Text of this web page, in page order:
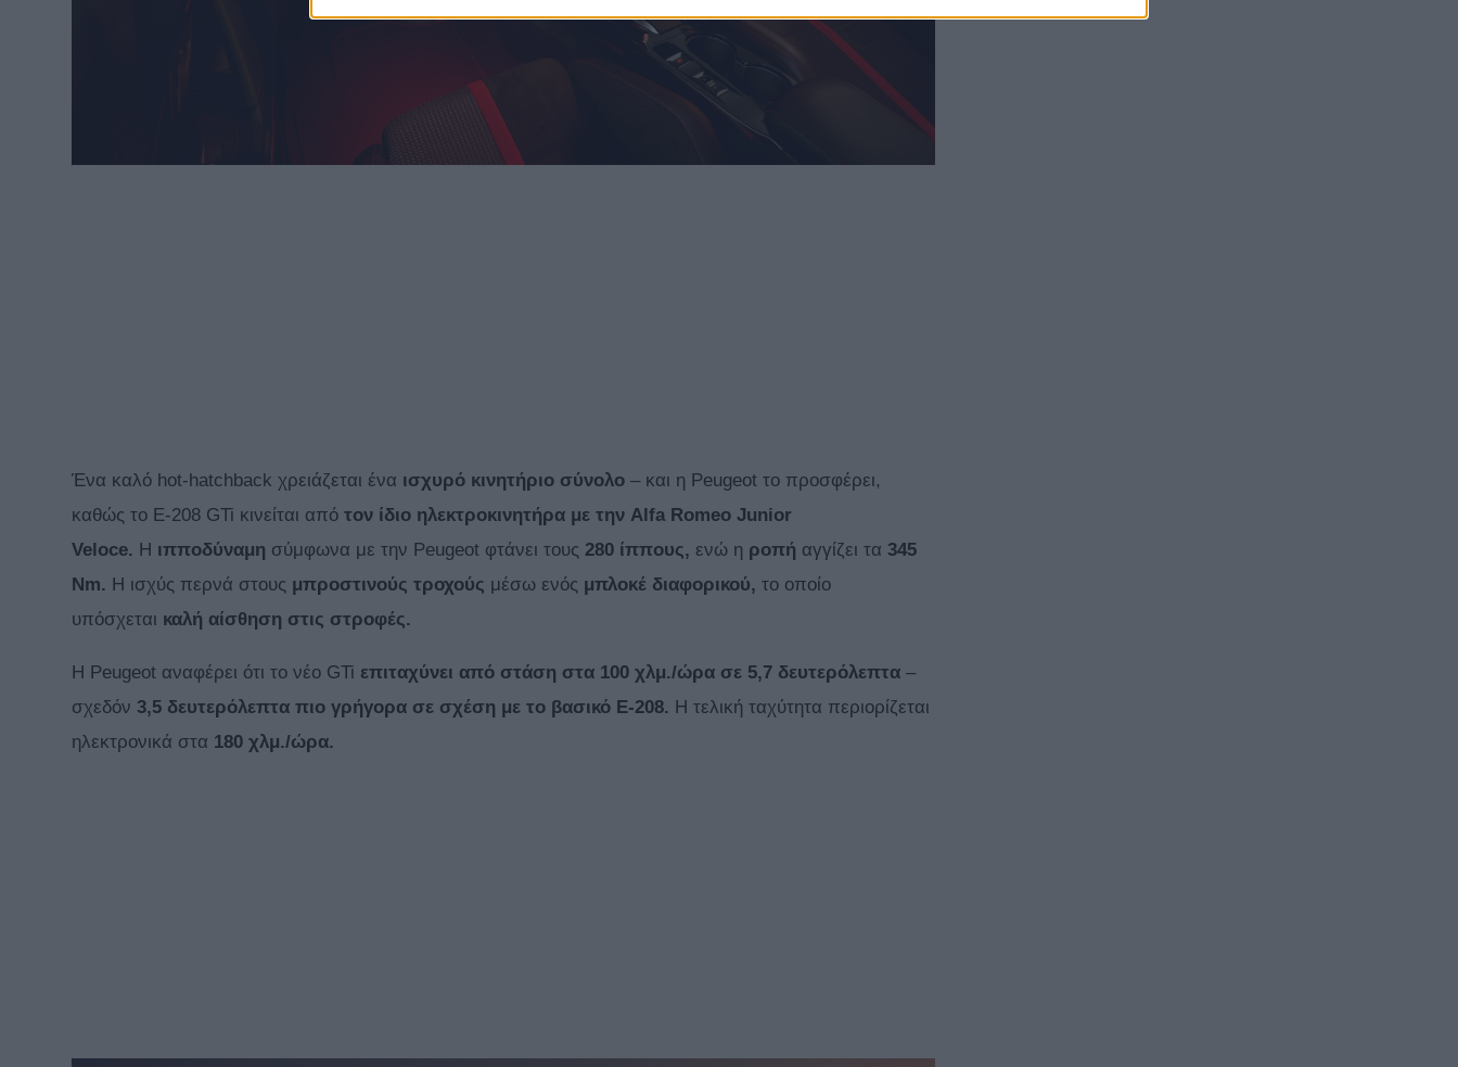
Ένα καλό hot-hatchback χρειάζεται ένα ισχυρό κινητήριο σύνολο – και η Peugeot το προσφέρει,
καθώς το E-208 GTi κινείται από τον ίδιο ηλεκτροκινητήρα με την Alfa Romeo Junior
Veloce. Η ιπποδύναμη σύμφωνα με την Peugeot φτάνει τους 280 ίππους, ενώ η ροπή αγγίζει τα 345
Nm. Η ισχύς περνά στους μπροστινούς τροχούς μέσω ενός μπλοκέ διαφορικού, το οποίο
υπόσχεται καλή αίσθηση στις στροφές.
Η Peugeot αναφέρει ότι το νέο GTi επιταχύνει από στάση στα 100 χλμ./ώρα σε 5,7 δευτερόλεπτα –
σχεδόν 3,5 δευτερόλεπτα πιο γρήγορα σε σχέση με το βασικό Ε-208. Η τελική ταχύτητα περιορίζεται
ηλεκτρονικά στα 180 χλμ./ώρα.